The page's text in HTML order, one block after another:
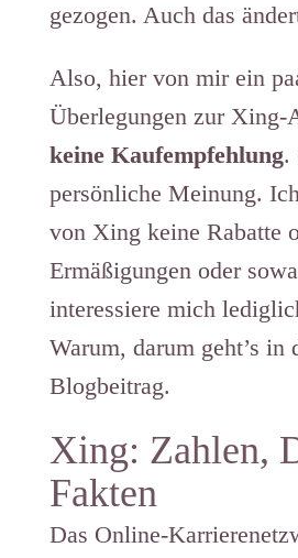
gezogen. Auch das
Also, hier von mir ein
Überlegungen zur Xing-
keine Kaufempfehlung.
persönliche Meinung.
von Xing keine Rabatte
Ermäßigungen oder
interessiere mich
Warum, darum geht’s in
Blogbeitrag.
Xing: Zahlen,
Fakten
Das Online-